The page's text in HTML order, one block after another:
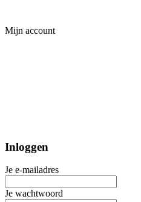
Mijn account
Inloggen
Je e-mailadres
Je wachtwoord